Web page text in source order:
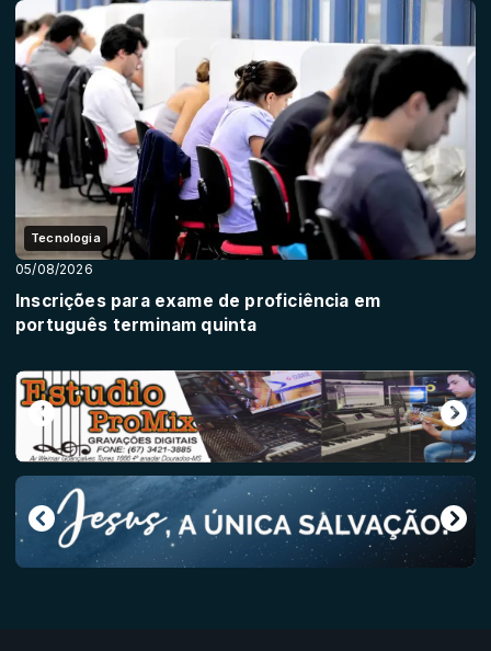
Tecnologia
05/08/2026
Inscrições para exame de proficiência em
português terminam quinta